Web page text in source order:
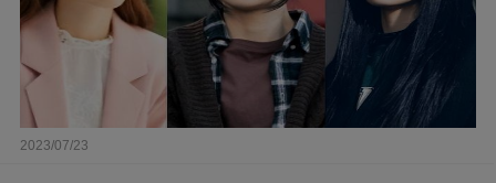
2023/07/23